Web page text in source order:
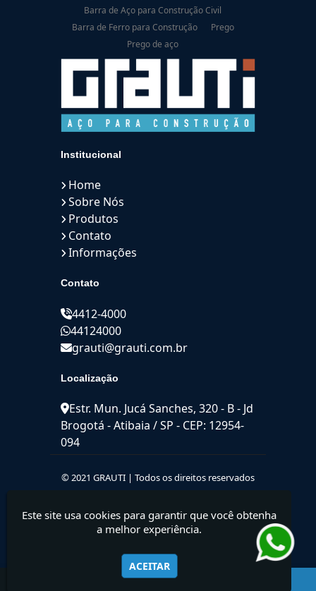
Barra de Aço para Construção Civil
Barra de Ferro para Construção
Prego
Prego de aço
Institucional
Home
Sobre Nós
Produtos
Contato
Informações
Contato
4412-4000
44124000
grauti@grauti.com.br
Localização
Estr. Mun. Jucá Sanches, 320 - B - Jd
Brogotá - Atibaia / SP - CEP: 12954-
094
© 2021 GRAUTI | Todos os direitos reservados
Este site usa cookies para garantir que você obtenha
a melhor experiência.
ACEITAR